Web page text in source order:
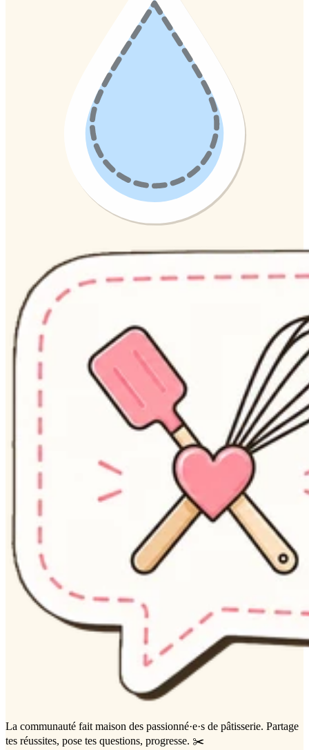
La communauté fait maison des passionné·e·s de pâtisserie. Partage
tes réussites, pose tes questions, progresse. ✂️